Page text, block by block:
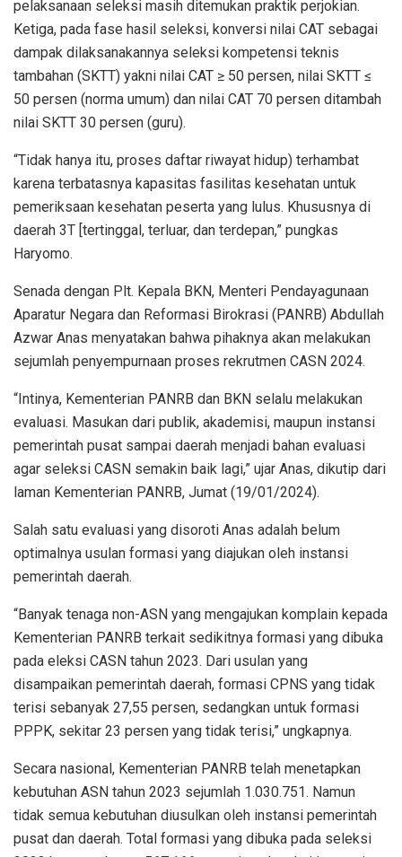
pelaksanaan seleksi masih ditemukan praktik perjokian.
Ketiga, pada fase hasil seleksi, konversi nilai CAT sebagai
dampak dilaksanakannya seleksi kompetensi teknis
tambahan (SKTT) yakni nilai CAT ≥ 50 persen, nilai SKTT ≤
50 persen (norma umum) dan nilai CAT 70 persen ditambah
nilai SKTT 30 persen (guru).
“Tidak hanya itu, proses daftar riwayat hidup) terhambat
karena terbatasnya kapasitas fasilitas kesehatan untuk
pemeriksaan kesehatan peserta yang lulus. Khususnya di
daerah 3T [tertinggal, terluar, dan terdepan,” pungkas
Haryomo.
Senada dengan Plt. Kepala BKN, Menteri Pendayagunaan
Aparatur Negara dan Reformasi Birokrasi (PANRB) Abdullah
Azwar Anas menyatakan bahwa pihaknya akan melakukan
sejumlah penyempurnaan proses rekrutmen CASN 2024.
“Intinya, Kementerian PANRB dan BKN selalu melakukan
evaluasi. Masukan dari publik, akademisi, maupun instansi
pemerintah pusat sampai daerah menjadi bahan evaluasi
agar seleksi CASN semakin baik lagi,” ujar Anas, dikutip dari
laman Kementerian PANRB, Jumat (19/01/2024).
Salah satu evaluasi yang disoroti Anas adalah belum
optimalnya usulan formasi yang diajukan oleh instansi
pemerintah daerah.
“Banyak tenaga non-ASN yang mengajukan komplain kepada
Kementerian PANRB terkait sedikitnya formasi yang dibuka
pada eleksi CASN tahun 2023. Dari usulan yang
disampaikan pemerintah daerah, formasi CPNS yang tidak
terisi sebanyak 27,55 persen, sedangkan untuk formasi
PPPK, sekitar 23 persen yang tidak terisi,” ungkapnya.
Secara nasional, Kementerian PANRB telah menetapkan
kebutuhan ASN tahun 2023 sejumlah 1.030.751. Namun
tidak semua kebutuhan diusulkan oleh instansi pemerintah
pusat dan daerah. Total formasi yang dibuka pada seleksi